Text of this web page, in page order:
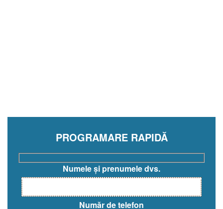
PROGRAMARE RAPIDĂ
Numele și prenumele dvs.
Număr de telefon